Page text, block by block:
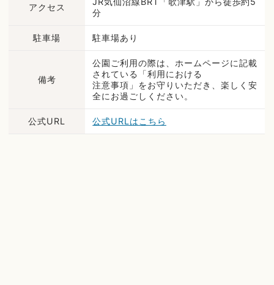
アクセス
分
駐車場 駐車場あり
備考
公園ご利用の際は、ホームページに記載
されている「利用における
注意事項」をお守りいただき、楽しく安
全にお過ごしください。
公式URL 公式URLはこちら